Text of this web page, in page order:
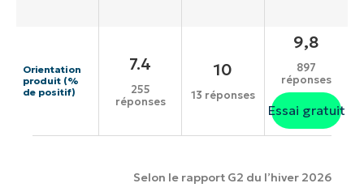
Orientation
produit (%
de positif)
7.4
255
réponses
10
13 réponses
9,8
897
réponses
Essai gratuit
Selon le rapport G2 du l’hiver 2026